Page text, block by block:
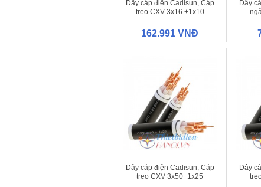
Dây cáp điện Cadisun, Cáp
treo CXV 3x16 +1x10
162.991 VNĐ
Dây
Dây cáp điện Cadisun, Cáp
treo CXV 3x50+1x25
Dây